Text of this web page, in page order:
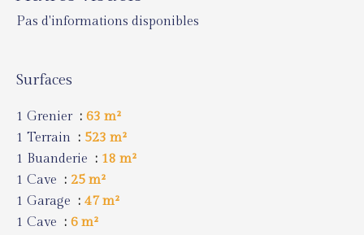
Pas d'informations disponibles
Surfaces
1 Grenier
63 m²
1 Terrain
523 m²
1 Buanderie
18 m²
1 Cave
25 m²
1 Garage
47 m²
1 Cave
6 m²